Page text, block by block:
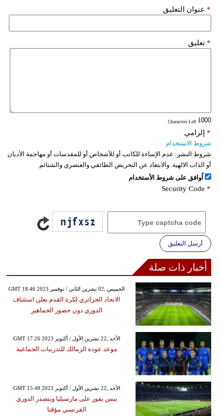
عنوان التعليق *
تعليق *
: Characters Left
إلزامي *
شروط الاستخدام
شروط النشر: عدم الإساءة للكاتب أو للأشخاص أو للمقدسات أو مهاجمة الأديان
أو الذات الالهية. والابتعاد عن التحريض الطائفي والعنصري والشتائم.
اُوافق على شروط الأستخدام
Security Code *
أرسل التعليق
أخبار ذات صلة
GMT 18:46 2023 الخميس ,02 تشرين الثاني / نوفمبر
الاتحاد الجزائري لكرة القدم يعلن استئناف
الدوري دون حضور الجماهير
GMT 17:26 2023 الأحد ,22 تشرين الأول / أكتوبر
موعد عودة الزمالك للتدريبات الجماعية
GMT 15:48 2023 الأحد ,22 تشرين الأول / أكتوبر
نيس يفوز على مارسيليا ويتصدر الدوري
الفرنسي مؤقتا